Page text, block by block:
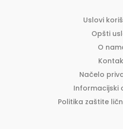
Uslovi
Opšti
O
Načelo
Informacijski
Politika zaštite